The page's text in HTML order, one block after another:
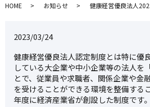
HOME お知らせ 健康経営優良法人
2023/03/24
健康経営優良法人認定制度とは特に優
している大企業や中小企業等の法人を
とで、従業員や求職者、関係企業や金
を受けることができる環境を整備する
年度に経済産業省が創設した制度です。